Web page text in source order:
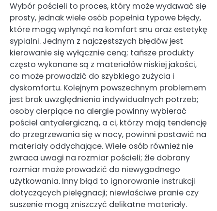
Wybór pościeli to proces, który może wydawać się
prosty, jednak wiele osób popełnia typowe błędy,
które mogą wpłynąć na komfort snu oraz estetykę
sypialni. Jednym z najczęstszych błędów jest
kierowanie się wyłącznie ceną; tańsze produkty
często wykonane są z materiałów niskiej jakości,
co może prowadzić do szybkiego zużycia i
dyskomfortu. Kolejnym powszechnym problemem
jest brak uwzględnienia indywidualnych potrzeb;
osoby cierpiące na alergie powinny wybierać
pościel antyalergiczną, a ci, którzy mają tendencję
do przegrzewania się w nocy, powinni postawić na
materiały oddychające. Wiele osób również nie
zwraca uwagi na rozmiar pościeli; źle dobrany
rozmiar może prowadzić do niewygodnego
użytkowania. Inny błąd to ignorowanie instrukcji
dotyczących pielęgnacji; niewłaściwe pranie czy
suszenie mogą zniszczyć delikatne materiały.